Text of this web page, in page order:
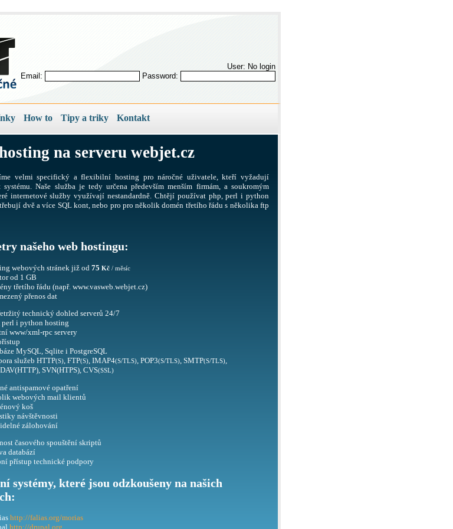
User: No login
Email:
Password:
How to Tipy a triky Kontakt
na serveru webjet.cz
velmi specifický a flexibilní hosting pro náročné uživatele, kteří vyžadují
systému. Naše služba je tedy určena především menším firmám, a soukromým
internetové služby využívají nestandardně. Chtějí používat php, perl i python
dvě a více SQL kont, nebo pro pro několik domén třetího řádu s několika ftp
našeho web hostingu:
webových stránek již od 75 Kč / měsíc
od 1 GB
třetího řádu (např. www.vasweb.webjet.cz)
přenos dat
technický dohled serverů 24/7
perl i python hosting
www/xml-rpc servery
MySQL, Sqlite i PostgreSQL
služeb HTTP(S), FTP(S), IMAP4(S/TLS), POP3(S/TLS), SMTP(S/TLS),
SVN(HTPS), CVS(SSL)
antispamové opatření
webových mail klientů
koš
návštěvnosti
zálohování
časového spouštění skriptů
databází
přístup technické podpory
systémy, které jsou odzkoušeny na našich
http://falias.org/morias
http://drupal.org